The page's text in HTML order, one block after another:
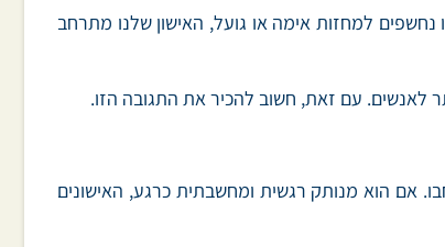
האישון שלנו מתרחב ונשאר רחב. הס (1972) גילה שכשאנחנו נחשפים למחזות אימה או גועל, האישון שלנו מתרחב
שלו יתרחבו. אם הוא מנותק רגשית ומחשבתית כרגע, האישונים